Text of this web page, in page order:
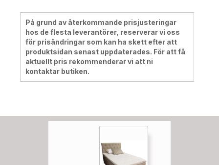
På grund av återkommande prisjusteringar
hos de flesta leverantörer, reserverar vi oss
för prisändringar som kan ha skett efter att
produktsidan senast uppdaterades. För att få
aktuellt pris rekommenderar vi att ni
kontaktar butiken.